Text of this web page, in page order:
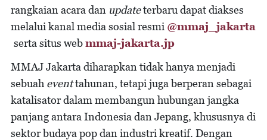
rangkaian acara dan updateterbaru dapat diakses
melalui kanal media sosial resmi @mmaj_jakarta
serta situs webmmaj-jakarta.jp
MMAJ Jakarta diharapkan tidak hanya menjadi
sebuah eventtahunan, tetapi juga berperan sebagai
katalisator dalam membangun hubungan jangka
panjang antara Indonesia dan Jepang, khususnya di
sektor budaya pop dan industri kreatif. Dengan